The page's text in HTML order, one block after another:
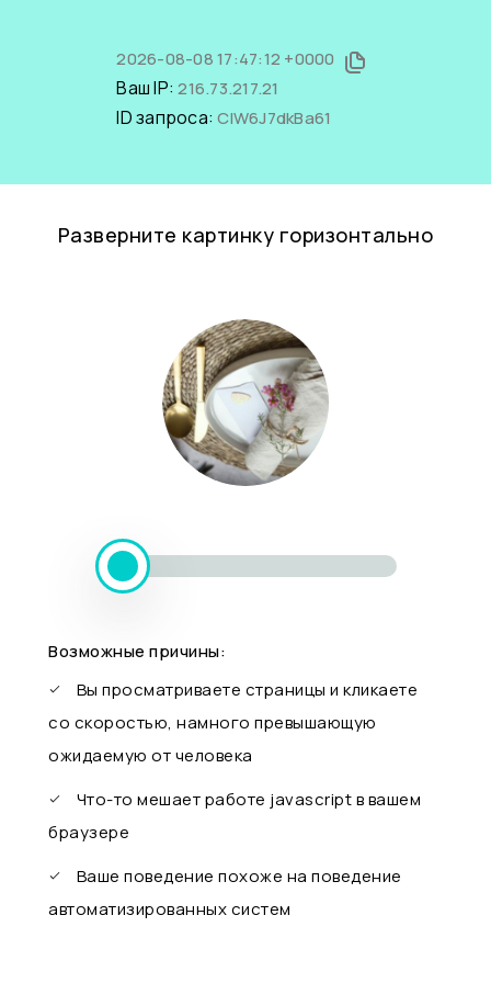
2026-08-08 17:47:12 +0000
Ваш IP:216.73.217.21
ID запроса:ClW6J7dkBa61
Разверните картинку горизонтально
Возможные причины:
Вы просматриваете страницы и кликаете
со скоростью, намного превышающую
ожидаемую от человека
Что-то мешает работе javascript в вашем
браузере
Ваше поведение похоже на поведение
автоматизированных систем